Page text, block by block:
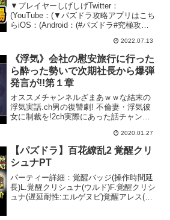
▼プレイヤーしげしげTwitter：
(YouTube：(▼パズドラ攻略アプリはこち
らiOS：(Android：(#パズドラ#究極攻略
2022.07.13
《浮気》会社の慰安旅行に行った
ら酔った勢いで次期社長から爆弾
発言が!!第１章
オススメチャンネルざまあｗｗな結末の
浮気実話.ch男の復讐劇! 不倫妻・浮気彼
女に制裁を!2ch実際にあった話チャンネ
2020.01.27
【パズドラ】百花繚乱2 覚醒クリ
シュナPT
パーティー詳細：覚醒バッジ(操作時間延
長)L.覚醒クリシュナ(ウルド)F.覚醒クリシ
ュナ(遅延耐性:エルゲヌビ)覚醒アレス(ミ